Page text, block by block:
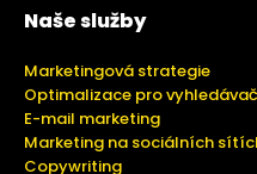
Naše služby
Marketingová strategie
Optimalizace pro
E-mail marketing
Marketing na sociálních
Copywriting